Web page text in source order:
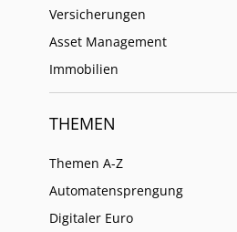
Versicherungen
Asset Management
Immobilien
THEMEN
Themen A-Z
Automatensprengung
Digitaler Euro